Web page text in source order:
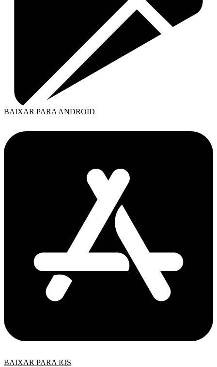
BAIXAR PARA ANDROID
BAIXAR PARA IOS